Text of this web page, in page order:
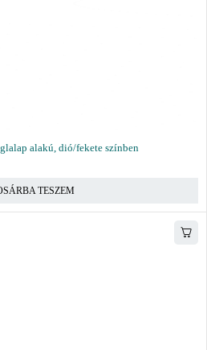
alakú, dió/fekete színben
TESZEM